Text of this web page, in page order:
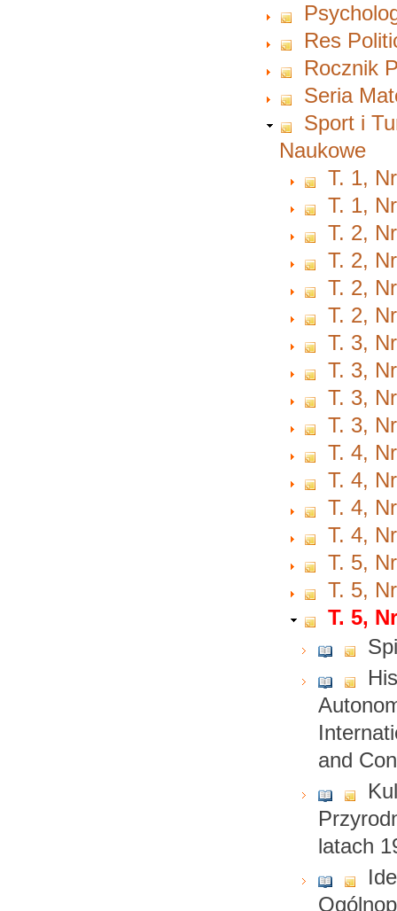
Res
Rocznik
Seria
Sport i
Naukowe
T. 1,
T. 1,
T. 2,
T. 2,
T. 2,
T. 2,
T. 3,
T. 3,
T. 3,
T. 3,
T. 4,
T. 4,
T. 4,
T. 4,
T. 5,
T. 5,
T. 5,
and
latach